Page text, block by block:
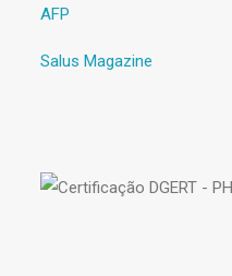
AFP
Salus Magazine